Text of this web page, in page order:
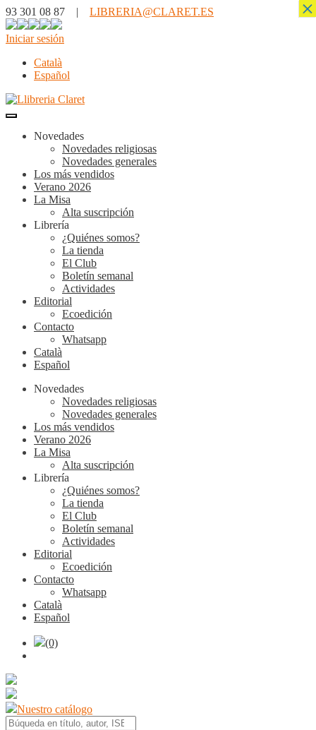
93 301 08 87 | LIBRERIA@CLARET.ES
Iniciar sesión
Català
Español
Novedades
Novedades religiosas
Novedades generales
Los más vendidos
Verano 2026
La Misa
Alta suscripción
Librería
¿Quiénes somos?
La tienda
El Club
Boletín semanal
Actividades
Editorial
Ecoedición
Contacto
Whatsapp
Català
Español
Novedades
Novedades religiosas
Novedades generales
Los más vendidos
Verano 2026
La Misa
Alta suscripción
Librería
¿Quiénes somos?
La tienda
El Club
Boletín semanal
Actividades
Editorial
Ecoedición
Contacto
Whatsapp
Català
Español
(0)
Nuestro catálogo
×